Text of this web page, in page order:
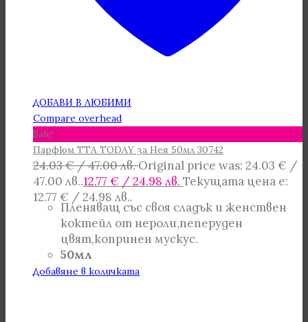
ДОБАВИ В ЛЮБИМИ
Compare overhead
Sale!
Парфюм TTA TODAY за Нея 50мл 30742
24.03€/ 47.00 лв.Original price was: 24.03 € /
47.00 лв..12.77 € / 24.98 лв. Текущата цена е:
12.77 € / 24.98 лв..
Пленяващ със своя сладък и женствен
коктейл от нероли,пеперуден
цвят,копринен мускус.
50мл
Добавяне в количката